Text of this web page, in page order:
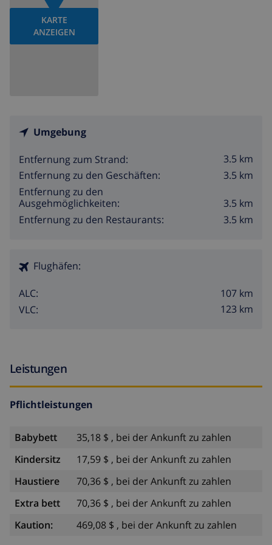
KARTE
ANZEIGEN
Umgebung
Entfernung zum Strand:
3.5 km
Entfernung zu den Geschäften:
3.5 km
Entfernung zu den
Ausgehmöglichkeiten:
3.5 km
Entfernung zu den Restaurants:
3.5 km
Flughäfen:
ALC:
107 km
VLC:
123 km
Leistungen
Pflichtleistungen
Babybett
35,18 $ , bei der Ankunft zu zahlen
Kindersitz
17,59 $ , bei der Ankunft zu zahlen
Haustiere
70,36 $ , bei der Ankunft zu zahlen
Extra bett
70,36 $ , bei der Ankunft zu zahlen
Kaution:
469,08 $ , bei der Ankunft zu zahlen